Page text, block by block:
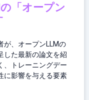
「オープン
が、オープンLLMの
した最新の論文を紹
、トレーニングデー
に影響を与える要素